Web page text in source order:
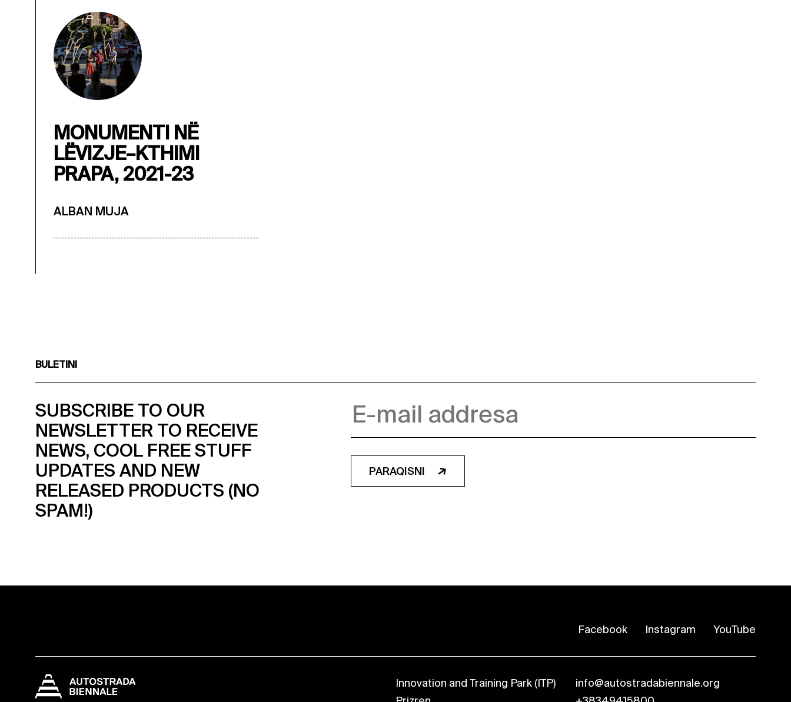
MONUMENTI NË
LËVIZJE–KTHIMI
PRAPA, 2021-23
ALBAN MUJA
BULETINI
SUBSCRIBE TO OUR
NEWSLETTER TO RECEIVE
NEWS, COOL FREE STUFF
UPDATES AND NEW
RELEASED PRODUCTS (NO
SPAM!)
PARAQISNI
Facebook Instagram YouTube
Innovation and Training Park (ITP)
info@autostradabiennale.org